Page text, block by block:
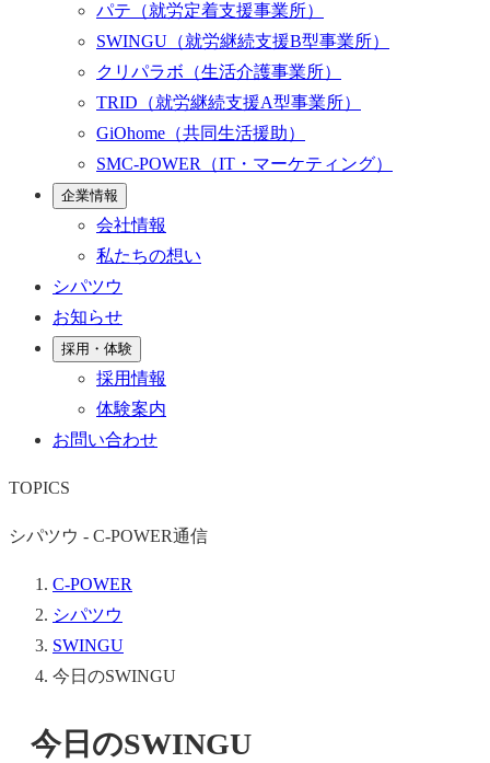
パテ （就労定着支援事業所）
SWINGU （就労継続支援B型事業所）
クリパラボ （生活介護事業所）
TRID （就労継続支援A型事業所）
GiOhome （共同生活援助）
SMC-POWER
（IT・マーケティング）
企業情報
会社情報
私たちの想い
シパツウ
お知らせ
採用・体験
採用情報
体験案内
お問い合わせ
TOPICS
シパツウ - C-POWER通信
C-POWER
シパツウ
SWINGU
今日のSWINGU
今日のSWINGU